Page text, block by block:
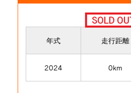
年式 走行距離
2024 0km